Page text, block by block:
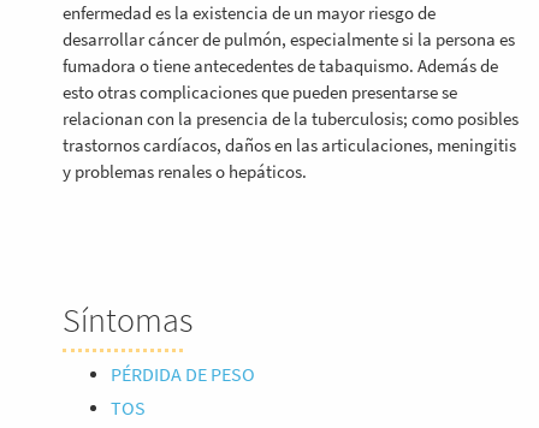
enfermedad es la existencia de un mayor riesgo de
desarrollar cáncer de pulmón, especialmente si la persona es
fumadora o tiene antecedentes de tabaquismo. Además de
esto otras complicaciones que pueden presentarse se
relacionan con la presencia de la tuberculosis; como posibles
trastornos cardíacos, daños en las articulaciones, meningitis
y problemas renales o hepáticos.
Síntomas
PÉRDIDA DE PESO
TOS